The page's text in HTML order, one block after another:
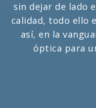
sin dejar de lado
calidad, todo ello
así, en la
óptica para